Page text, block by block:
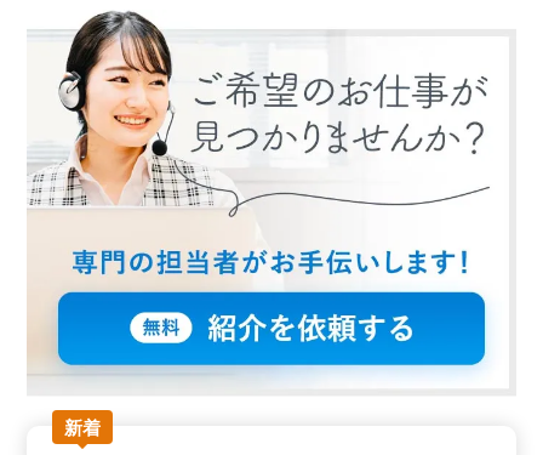
るため、プライベートと仕事のバランスを取りやすい環
境が整っています。 ＜アクセスの良さと車通勤の利
便性＞ 広島県東広島市のこの施設はアクセスが良好で
す。無料駐車場があり、車通勤も可能で、通勤の便利さ
が特徴です。 ＜福利厚生と働きやすい環境＞ 雇用
保険、労災保険、健康保険、厚生年金の社会保険完備
で、福利厚生が整っています。アットホームな職場環境
で、従業員の平均年齢は48.5歳と幅広い年代のスタッフ
が活躍しており、経験を生かして働くことができます。
新着